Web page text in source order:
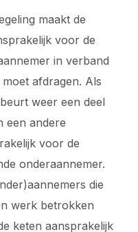
maakt de
voor de
in verband
afdragen. Als
weer een deel
een andere
voor de
onderaannemer.
die
werk betrokken
keten aansprakelijk